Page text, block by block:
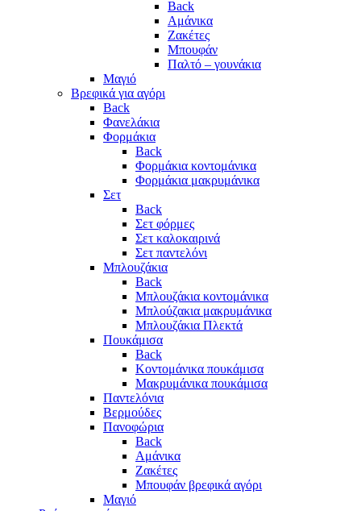
Back
Αμάνικα
Ζακέτες
Μπουφάν
Παλτό – γουνάκια
Μαγιό
Βρεφικά για αγόρι
Back
Φανελάκια
Φορμάκια
Back
Φορμάκια κοντομάνικα
Φορμάκια μακρυμάνικα
Σετ
Back
Σετ φόρμες
Σετ καλοκαιρινά
Σετ παντελόνι
Μπλουζάκια
Back
Μπλουζάκια κοντομάνικα
Μπλούζακια μακρυμάνικα
Μπλουζάκια Πλεκτά
Πουκάμισα
Back
Κοντομάνικα πουκάμισα
Μακρυμάνικα πουκάμισα
Παντελόνια
Βερμούδες
Πανοφώρια
Back
Αμάνικα
Ζακέτες
Μπουφάν βρεφικά αγόρι
Μαγιό